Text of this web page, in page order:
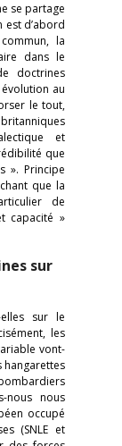
se partage
est d’abord
la
dans le
doctrines
au
le tout,
et
que
». Principe
que la
de
capacité »
sur
sur le
les
vont-
hangarettes
nous nous
occupé
(SNLE et